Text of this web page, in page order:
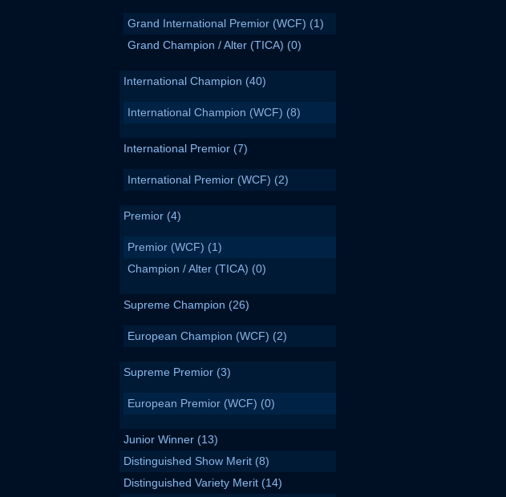
Grand International Premior (WCF) (1)
Grand Champion / Alter (TICA) (0)
International Champion (40)
International Champion (WCF) (8)
International Premior (7)
International Premior (WCF) (2)
Premior (4)
Premior (WCF) (1)
Champion / Alter (TICA) (0)
Supreme Champion (26)
European Champion (WCF) (2)
Supreme Premior (3)
European Premior (WCF) (0)
Junior Winner (13)
Distinguished Show Merit (8)
Distinguished Variety Merit (14)